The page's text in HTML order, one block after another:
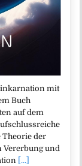
mit
Buch
auf dem
Theorie der
Vererbung und
[...]